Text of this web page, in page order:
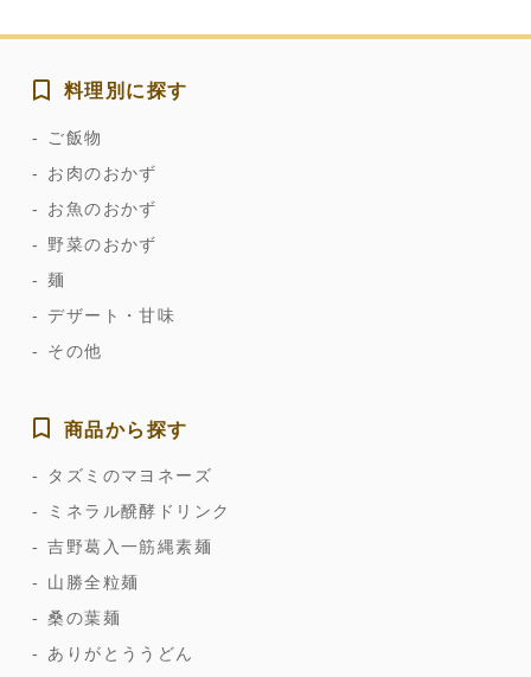
料理別に探す
ご飯物
お肉のおかず
お魚のおかず
野菜のおかず
麺
デザート・甘味
その他
商品から探す
タズミのマヨネーズ
ミネラル醗酵ドリンク
吉野葛入一筋縄素麺
山勝全粒麺
桑の葉麺
ありがとううどん